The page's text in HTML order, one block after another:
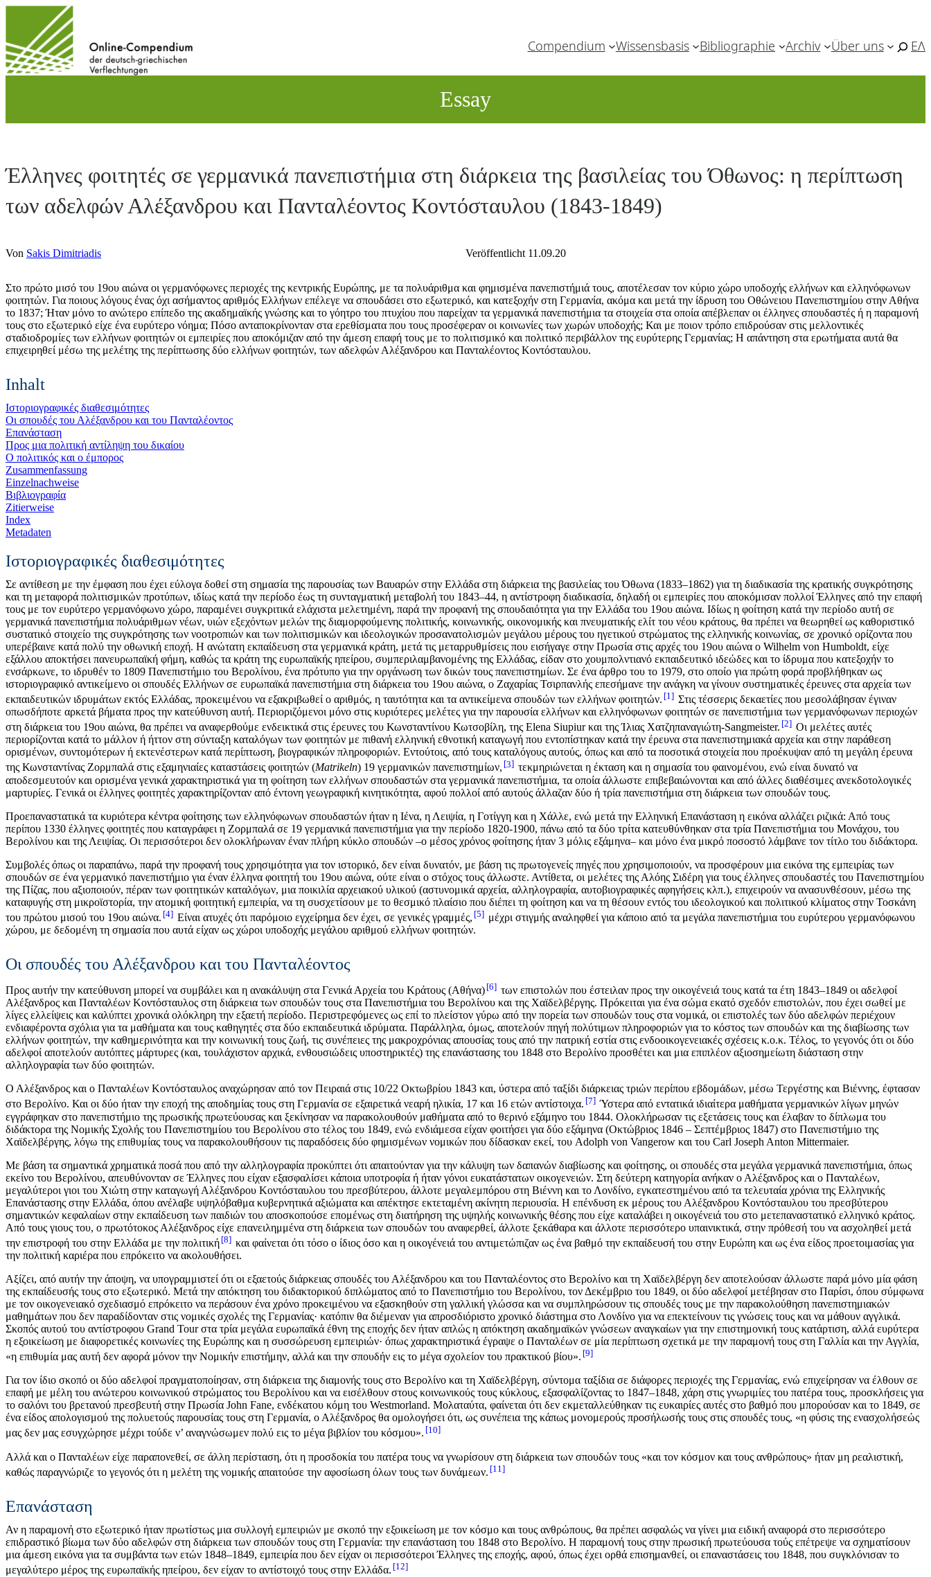
wechseln
Compendium Wissensbasis Bibliographie Archiv Über uns ΕΛ
Essay
Έλληνες φοιτητές σε γερμανικά πανεπιστήμια στη διάρκεια της βασιλείας του Όθωνος: η περίπτωση
των αδελφών Αλέξανδρου και Πανταλέοντος Κοντόσταυλου (1843-1849)
Von Sakis Dimitriadis Veröffentlicht 11.09.20
Στο πρώτο μισό του 19ου αιώνα οι γερμανόφωνες περιοχές της κεντρικής Ευρώπης, με τα πολυάριθμα και φημισμένα πανεπιστήμιά τους, αποτέλεσαν τον κύριο χώρο υποδοχής ελλήνων και ελληνόφωνων
φοιτητών. Για ποιους λόγους ένας όχι ασήμαντος αριθμός Ελλήνων επέλεγε να σπουδάσει στο εξωτερικό, και κατεξοχήν στη Γερμανία, ακόμα και μετά την ίδρυση του Οθώνειου Πανεπιστημίου στην Αθήνα
το 1837; Ήταν μόνο το ανώτερο επίπεδο της ακαδημαϊκής γνώσης και το γόητρο του πτυχίου που παρείχαν τα γερμανικά πανεπιστήμια τα στοιχεία στα οποία απέβλεπαν οι έλληνες σπουδαστές ή η παραμονή
τους στο εξωτερικό είχε ένα ευρύτερο νόημα; Πόσο ανταποκρίνονταν στα ερεθίσματα που τους προσέφεραν οι κοινωνίες των χωρών υποδοχής; Και με ποιον τρόπο επιδρούσαν στις μελλοντικές
σταδιοδρομίες των ελλήνων φοιτητών οι εμπειρίες που αποκόμιζαν από την άμεση επαφή τους με το πολιτισμικό και πολιτικό περιβάλλον της ευρύτερης Γερμανίας; Η απάντηση στα ερωτήματα αυτά θα
επιχειρηθεί μέσω της μελέτης της περίπτωσης δύο ελλήνων φοιτητών, των αδελφών Αλέξανδρου και Πανταλέοντος Κοντόσταυλου.
Inhalt
Ιστοριογραφικές διαθεσιμότητες
Οι σπουδές του Αλέξανδρου και του Πανταλέοντος
Επανάσταση
Προς μια πολιτική αντίληψη του δικαίου
Ο πολιτικός και ο έμπορος
Zusammenfassung
Einzelnachweise
Βιβλιογραφία
Zitierweise
Index
Metadaten
Ιστοριογραφικές διαθεσιμότητες
Σε αντίθεση με την έμφαση που έχει εύλογα δοθεί στη σημασία της παρουσίας των Βαυαρών στην Ελλάδα στη διάρκεια της βασιλείας του Όθωνα (1833–1862) για τη διαδικασία της κρατικής συγκρότησης
και τη μεταφορά πολιτισμικών προτύπων, ιδίως κατά την περίοδο έως τη συνταγματική μεταβολή του 1843–44, η αντίστροφη διαδικασία, δηλαδή οι εμπειρίες που αποκόμισαν πολλοί Έλληνες από την επαφή
τους με τον ευρύτερο γερμανόφωνο χώρο, παραμένει συγκριτικά ελάχιστα μελετημένη, παρά την προφανή της σπουδαιότητα για την Ελλάδα του 19ου αιώνα. Ιδίως η φοίτηση κατά την περίοδο αυτή σε
γερμανικά πανεπιστήμια πολυάριθμων νέων, υιών εξεχόντων μελών της διαμορφούμενης πολιτικής, κοινωνικής, οικονομικής και πνευματικής ελίτ του νέου κράτους, θα πρέπει να θεωρηθεί ως καθοριστικό
συστατικό στοιχείο της συγκρότησης των νοοτροπιών και των πολιτισμικών και ιδεολογικών προσανατολισμών μεγάλου μέρους του ηγετικού στρώματος της ελληνικής κοινωνίας, σε χρονικό ορίζοντα που
υπερέβαινε κατά πολύ την οθωνική εποχή. Η ανώτατη εκπαίδευση στα γερμανικά κράτη, μετά τις μεταρρυθμίσεις που εισήγαγε στην Πρωσία στις αρχές του 19ου αιώνα ο Wilhelm von Humboldt, είχε
εξάλλου αποκτήσει πανευρωπαϊκή φήμη, καθώς τα κράτη της ευρωπαϊκής ηπείρου, συμπεριλαμβανομένης της Ελλάδας, είδαν στο χουμπολντιανό εκπαιδευτικό ιδεώδες και το ίδρυμα που κατεξοχήν το
ενσάρκωνε, το ιδρυθέν το 1809 Πανεπιστήμιο του Βερολίνου, ένα πρότυπο για την οργάνωση των δικών τους πανεπιστημίων. Σε ένα άρθρο του το 1979, στο οποίο για πρώτη φορά προβλήθηκαν ως
ιστοριογραφικό αντικείμενο οι σπουδές Ελλήνων σε ευρωπαϊκά πανεπιστήμια στη διάρκεια του 19ου αιώνα, ο Ζαχαρίας Τσιρπανλής επεσήμανε την ανάγκη να γίνουν συστηματικές έρευνες στα αρχεία των
εκπαιδευτικών ιδρυμάτων εκτός Ελλάδας, προκειμένου να εξακριβωθεί ο αριθμός, η ταυτότητα και τα αντικείμενα σπουδών των ελλήνων φοιτητών. 1
Στις τέσσερις δεκαετίες που μεσολάβησαν έγιναν
οπωσδήποτε αρκετά βήματα προς την κατεύθυνση αυτή. Περιοριζόμενοι μόνο στις κυριότερες μελέτες για την παρουσία ελλήνων και ελληνόφωνων φοιτητών σε πανεπιστήμια των γερμανόφωνων περιοχών
στη διάρκεια του 19ου αιώνα, θα πρέπει να αναφερθούμε ενδεικτικά στις έρευνες του Κωνσταντίνου Κωτσοβίλη, της Elena Siupiur και της Ίλιας Χατζηπαναγιώτη-Sangmeister. 2
Οι μελέτες αυτές
περιορίζονται κατά το μάλλον ή ήττον στη σύνταξη καταλόγων των φοιτητών με πιθανή ελληνική εθνοτική καταγωγή που εντοπίστηκαν κατά την έρευνα στα πανεπιστημιακά αρχεία και στην παράθεση
ορισμένων, συντομότερων ή εκτενέστερων κατά περίπτωση, βιογραφικών πληροφοριών. Εντούτοις, από τους καταλόγους αυτούς, όπως και από τα ποσοτικά στοιχεία που προέκυψαν από τη μεγάλη έρευνα
της Κωνσταντίνας Ζορμπαλά στις εξαμηνιαίες καταστάσεις φοιτητών (Matrikeln) 19 γερμανικών πανεπιστημίων, 3
τεκμηριώνεται η έκταση και η σημασία του φαινομένου, ενώ είναι δυνατό να
αποδεσμευτούν και ορισμένα γενικά χαρακτηριστικά για τη φοίτηση των ελλήνων σπουδαστών στα γερμανικά πανεπιστήμια, τα οποία άλλωστε επιβεβαιώνονται και από άλλες διαθέσιμες ανεκδοτολογικές
μαρτυρίες. Γενικά οι έλληνες φοιτητές χαρακτηρίζονταν από έντονη γεωγραφική κινητικότητα, αφού πολλοί από αυτούς άλλαζαν δύο ή τρία πανεπιστήμια στη διάρκεια των σπουδών τους.
Προεπαναστατικά τα κυριότερα κέντρα φοίτησης των ελληνόφωνων σπουδαστών ήταν η Ιένα, η Λειψία, η Γοτίγγη και η Χάλλε, ενώ μετά την Ελληνική Επανάσταση η εικόνα αλλάζει ριζικά: Από τους
περίπου 1330 έλληνες φοιτητές που καταγράφει η Ζορμπαλά σε 19 γερμανικά πανεπιστήμια για την περίοδο 1820-1900, πάνω από τα δύο τρίτα κατευθύνθηκαν στα τρία Πανεπιστήμια του Μονάχου, του
Βερολίνου και της Λειψίας. Οι περισσότεροι δεν ολοκλήρωναν έναν πλήρη κύκλο σπουδών –ο μέσος χρόνος φοίτησης ήταν 3 μόλις εξάμηνα– και μόνο ένα μικρό ποσοστό λάμβανε τον τίτλο του διδάκτορα.
Συμβολές όπως οι παραπάνω, παρά την προφανή τους χρησιμότητα για τον ιστορικό, δεν είναι δυνατόν, με βάση τις πρωτογενείς πηγές που χρησιμοποιούν, να προσφέρουν μια εικόνα της εμπειρίας των
σπουδών σε ένα γερμανικό πανεπιστήμιο για έναν έλληνα φοιτητή του 19ου αιώνα, ούτε είναι ο στόχος τους άλλωστε. Αντίθετα, οι μελέτες της Αλόης Σιδέρη για τους έλληνες σπουδαστές του Πανεπιστημίου
της Πίζας, που αξιοποιούν, πέραν των φοιτητικών καταλόγων, μια ποικιλία αρχειακού υλικού (αστυνομικά αρχεία, αλληλογραφία, αυτοβιογραφικές αφηγήσεις κλπ.), επιχειρούν να ανασυνθέσουν, μέσω της
καταφυγής στη μικροϊστορία, την ατομική φοιτητική εμπειρία, να τη συσχετίσουν με το θεσμικό πλαίσιο που διέπει τη φοίτηση και να τη θέσουν εντός του ιδεολογικού και πολιτικού κλίματος στην Τοσκάνη
του πρώτου μισού του 19ου αιώνα. 4 Είναι ατυχές ότι παρόμοιο εγχείρημα δεν έχει, σε γενικές γραμμές, 5
μέχρι στιγμής αναληφθεί για κάποιο από τα μεγάλα πανεπιστήμια του ευρύτερου γερμανόφωνου
χώρου, με δεδομένη τη σημασία που αυτά είχαν ως χώροι υποδοχής μεγάλου αριθμού ελλήνων φοιτητών.
Οι σπουδές του Αλέξανδρου και του Πανταλέοντος
Προς αυτήν την κατεύθυνση μπορεί να συμβάλει και η ανακάλυψη στα Γενικά Αρχεία του Κράτους (Αθήνα) 6
των επιστολών που έστειλαν προς την οικογένειά τους κατά τα έτη 1843–1849 οι αδελφοί
Αλέξανδρος και Πανταλέων Κοντόσταυλος στη διάρκεια των σπουδών τους στα Πανεπιστήμια του Βερολίνου και της Χαϊδελβέργης. Πρόκειται για ένα σώμα εκατό σχεδόν επιστολών, που έχει σωθεί με
λίγες ελλείψεις και καλύπτει χρονικά ολόκληρη την εξαετή περίοδο. Περιστρεφόμενες ως επί το πλείστον γύρω από την πορεία των σπουδών τους στα νομικά, οι επιστολές των δύο αδελφών περιέχουν
ενδιαφέροντα σχόλια για τα μαθήματα και τους καθηγητές στα δύο εκπαιδευτικά ιδρύματα. Παράλληλα, όμως, αποτελούν πηγή πολύτιμων πληροφοριών για το κόστος των σπουδών και της διαβίωσης των
ελλήνων φοιτητών, την καθημερινότητα και την κοινωνική τους ζωή, τις συνέπειες της μακροχρόνιας απουσίας τους από την πατρική εστία στις ενδοοικογενειακές σχέσεις κ.ο.κ. Τέλος, το γεγονός ότι οι δύο
αδελφοί αποτελούν αυτόπτες μάρτυρες (και, τουλάχιστον αρχικά, ενθουσιώδεις υποστηρικτές) της επανάστασης του 1848 στο Βερολίνο προσθέτει και μια επιπλέον αξιοσημείωτη διάσταση στην
αλληλογραφία των δύο φοιτητών.
Ο Αλέξανδρος και ο Πανταλέων Κοντόσταυλος αναχώρησαν από τον Πειραιά στις 10/22 Οκτωβρίου 1843 και, ύστερα από ταξίδι διάρκειας τριών περίπου εβδομάδων, μέσω Τεργέστης και Βιέννης, έφτασαν
στο Βερολίνο. Και οι δύο ήταν την εποχή της αποδημίας τους στη Γερμανία σε εξαιρετικά νεαρή ηλικία, 17 και 16 ετών αντίστοιχα. 7
Ύστερα από εντατικά ιδιαίτερα μαθήματα γερμανικών λίγων μηνών
εγγράφηκαν στο πανεπιστήμιο της πρωσικής πρωτεύουσας και ξεκίνησαν να παρακολουθούν μαθήματα από το θερινό εξάμηνο του 1844. Ολοκλήρωσαν τις εξετάσεις τους και έλαβαν το δίπλωμα του
διδάκτορα της Νομικής Σχολής του Πανεπιστημίου του Βερολίνου στο τέλος του 1849, ενώ ενδιάμεσα είχαν φοιτήσει για δύο εξάμηνα (Οκτώβριος 1846 – Σεπτέμβριος 1847) στο Πανεπιστήμιο της
Χαϊδελβέργης, λόγω της επιθυμίας τους να παρακολουθήσουν τις παραδόσεις δύο φημισμένων νομικών που δίδασκαν εκεί, του Adolph von Vangerow και του Carl Joseph Anton Mittermaier.
Με βάση τα σημαντικά χρηματικά ποσά που από την αλληλογραφία προκύπτει ότι απαιτούνταν για την κάλυψη των δαπανών διαβίωσης και φοίτησης, οι σπουδές στα μεγάλα γερμανικά πανεπιστήμια, όπως
εκείνο του Βερολίνου, απευθύνονταν σε Έλληνες που είχαν εξασφαλίσει κάποια υποτροφία ή ήταν γόνοι ευκατάστατων οικογενειών. Στη δεύτερη κατηγορία ανήκαν ο Αλέξανδρος και ο Πανταλέων,
μεγαλύτεροι γιοι του Χιώτη στην καταγωγή Αλέξανδρου Κοντόσταυλου του πρεσβύτερου, άλλοτε μεγαλεμπόρου στη Βιέννη και το Λονδίνο, εγκατεστημένου από τα τελευταία χρόνια της Ελληνικής
Επανάστασης στην Ελλάδα, όπου ανέλαβε υψηλόβαθμα κυβερνητικά αξιώματα και απέκτησε εκτεταμένη ακίνητη περιουσία. Η επένδυση εκ μέρους του Αλέξανδρου Κοντόσταυλου του πρεσβύτερου
σημαντικών κεφαλαίων στην εκπαίδευση των παιδιών του αποσκοπούσε επομένως στη διατήρηση της υψηλής κοινωνικής θέσης που είχε καταλάβει η οικογένειά του στο μετεπαναστατικό ελληνικό κράτος.
Από τους γιους του, ο πρωτότοκος Αλέξανδρος είχε επανειλημμένα στη διάρκεια των σπουδών του αναφερθεί, άλλοτε ξεκάθαρα και άλλοτε περισσότερο υπαινικτικά, στην πρόθεσή του να ασχοληθεί μετά
την επιστροφή του στην Ελλάδα με την πολιτική 8
και φαίνεται ότι τόσο ο ίδιος όσο και η οικογένειά του αντιμετώπιζαν ως ένα βαθμό την εκπαίδευσή του στην Ευρώπη και ως ένα είδος προετοιμασίας για
την πολιτική καριέρα που επρόκειτο να ακολουθήσει.
Αξίζει, από αυτήν την άποψη, να υπογραμμιστεί ότι οι εξαετούς διάρκειας σπουδές του Αλέξανδρου και του Πανταλέοντος στο Βερολίνο και τη Χαϊδελβέργη δεν αποτελούσαν άλλωστε παρά μόνο μία φάση
της εκπαίδευσής τους στο εξωτερικό. Μετά την απόκτηση του διδακτορικού διπλώματος από το Πανεπιστήμιο του Βερολίνου, τον Δεκέμβριο του 1849, οι δύο αδελφοί μετέβησαν στο Παρίσι, όπου σύμφωνα
με τον οικογενειακό σχεδιασμό επρόκειτο να περάσουν ένα χρόνο προκειμένου να εξασκηθούν στη γαλλική γλώσσα και να συμπληρώσουν τις σπουδές τους με την παρακολούθηση πανεπιστημιακών
μαθημάτων που δεν παραδίδονταν στις νομικές σχολές της Γερμανίας· κατόπιν θα διέμεναν για απροσδιόριστο χρονικό διάστημα στο Λονδίνο για να επεκτείνουν τις γνώσεις τους και να μάθουν αγγλικά.
Σκοπός αυτού του αντίστροφου Grand Tour στα τρία μεγάλα ευρωπαϊκά έθνη της εποχής δεν ήταν απλώς η απόκτηση ακαδημαϊκών γνώσεων αναγκαίων για την επιστημονική τους κατάρτιση, αλλά ευρύτερα
η εξοικείωση με διαφορετικές κοινωνίες της Ευρώπης και η συσσώρευση εμπειριών· όπως χαρακτηριστικά έγραψε ο Πανταλέων σε μία περίπτωση σχετικά με την παραμονή τους στη Γαλλία και την Αγγλία,
«η επιθυμία μας αυτή δεν αφορά μόνον την Νομικήν επιστήμην, αλλά και την σπουδήν εις το μέγα σχολείον του πρακτικού βίου». 9
Για τον ίδιο σκοπό οι δύο αδελφοί πραγματοποίησαν, στη διάρκεια της διαμονής τους στο Βερολίνο και τη Χαϊδελβέργη, σύντομα ταξίδια σε διάφορες περιοχές της Γερμανίας, ενώ επιχείρησαν να έλθουν σε
επαφή με μέλη του ανώτερου κοινωνικού στρώματος του Βερολίνου και να εισέλθουν στους κοινωνικούς τους κύκλους, εξασφαλίζοντας το 1847–1848, χάρη στις γνωριμίες του πατέρα τους, προσκλήσεις για
το σαλόνι του βρετανού πρεσβευτή στην Πρωσία John Fane, ενδέκατου κόμη του Westmorland. Μολαταύτα, φαίνεται ότι δεν εκμεταλλεύθηκαν τις ευκαιρίες αυτές στο βαθμό που μπορούσαν και το 1849, σε
ένα είδος απολογισμού της πολυετούς παρουσίας τους στη Γερμανία, ο Αλέξανδρος θα ομολογήσει ότι, ως συνέπεια της κάπως μονομερούς προσήλωσής τους στις σπουδές τους, «η φύσις της ενασχολήσεώς
μας δεν μας εσυγχώρησε μέχρι τούδε ν’ αναγνώσωμεν πολύ εις το μέγα βιβλίον του κόσμου». 10
Αλλά και ο Πανταλέων είχε παραπονεθεί, σε άλλη περίσταση, ότι η προσδοκία του πατέρα τους να γνωρίσουν στη διάρκεια των σπουδών τους «και τον κόσμον και τους ανθρώπους» ήταν μη ρεαλιστική,
καθώς παραγνώριζε το γεγονός ότι η μελέτη της νομικής απαιτούσε την αφοσίωση όλων τους των δυνάμεων. 11
Επανάσταση
Αν η παραμονή στο εξωτερικό ήταν πρωτίστως μια συλλογή εμπειριών με σκοπό την εξοικείωση με τον κόσμο και τους ανθρώπους, θα πρέπει ασφαλώς να γίνει μια ειδική αναφορά στο περισσότερο
επιδραστικό βίωμα των δύο αδελφών στη διάρκεια των σπουδών τους στη Γερμανία: την επανάσταση του 1848 στο Βερολίνο. Η παραμονή τους στην πρωσική πρωτεύουσα τούς επέτρεψε να σχηματίσουν
μια άμεση εικόνα για τα συμβάντα των ετών 1848–1849, εμπειρία που δεν είχαν οι περισσότεροι Έλληνες της εποχής, αφού, όπως έχει ορθά επισημανθεί, οι επαναστάσεις του 1848, που συγκλόνισαν το
μεγαλύτερο μέρος της ευρωπαϊκής ηπείρου, δεν είχαν το αντίστοιχό τους στην Ελλάδα. 12